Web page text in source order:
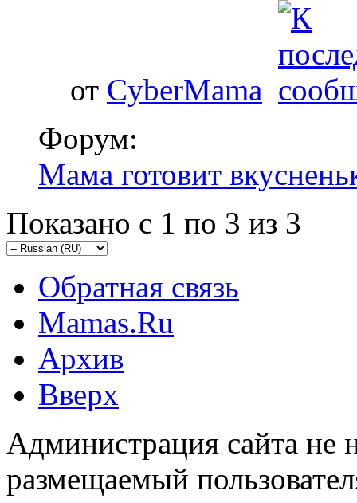
от CyberMama
Форум:
Мама готовит
Показано с 1 по 3 из 3
Обратная связь
Mamas.Ru
Архив
Вверх
Администрация сайта не
размещаемый